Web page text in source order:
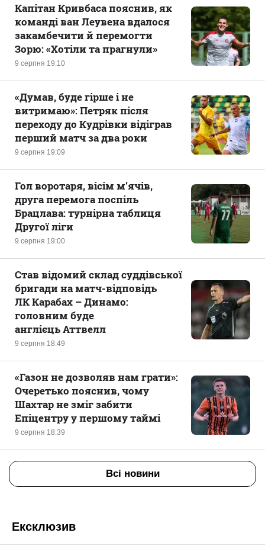
9 серпня 19:10
Капітан Кривбаса пояснив, як
команді ван Леувена вдалося
закамбечити й перемогти
Зорю: «Хотіли та прагнули»
9 серпня 19:09
«Думав, буде гірше і не
витримаю»: Петряк після
переходу до Кудрівки відіграв
перший матч за два роки
9 серпня 19:00
Гол воротаря, вісім м’ячів,
друга перемога поспіль
Брацлава: турнірна таблиця
Другої ліги
9 серпня 18:49
Став відомий склад суддівської
бригади на матч-відповідь
ЛК Карабах – Динамо:
головним буде
англієць Аттвелл
9 серпня 18:39
«Газон не дозволяв нам грати»:
Очеретько пояснив, чому
Шахтар не зміг забити
Епіцентру у першому таймі
Всі новини
Ексклюзив